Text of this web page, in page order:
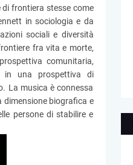
frontiera stesse come
in sociologia e da
sociali e diversità
fra vita e morte,
comunitaria,
in una prospettiva di
La musica è connessa
dimensione biografica e
persone di stabilire e